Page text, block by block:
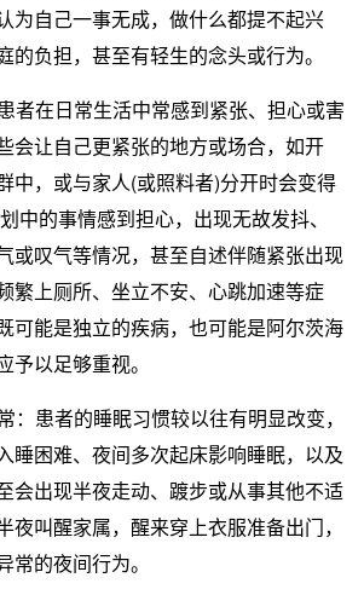
为自己一事无成，做什么都提不起兴
的负担，甚至有轻生的念头或行为。
在日常生活中常感到紧张、担心或害
会让自己更紧张的地方或场合，如开
中，或与家人(或照料者)分开时会变得
中的事情感到担心，出现无故发抖、
或叹气等情况，甚至自述伴随紧张出现
繁上厕所、坐立不安、心跳加速等症
可能是独立的疾病，也可能是阿尔茨海
予以足够重视。
患者的睡眠习惯较以往有明显改变，
睡困难、夜间多次起床影响睡眠，以及
会出现半夜走动、踱步或从事其他不适
夜叫醒家属，醒来穿上衣服准备出门，
常的夜间行为。